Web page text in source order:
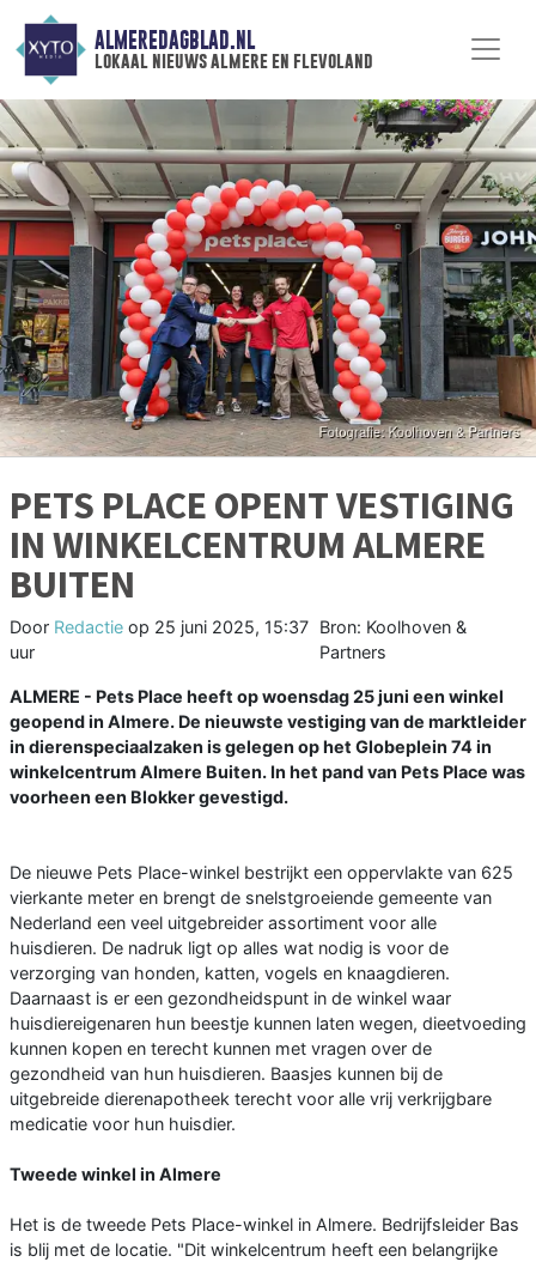
ALMEREDAGBLAD.NL
lokaal nieuws almere en flevoland
PETS PLACE OPENT VESTIGING
IN WINKELCENTRUM ALMERE
BUITEN
Door Redactie op 25 juni 2025, 15:37
uur
Bron: Koolhoven &
Partners
ALMERE - Pets Place heeft op woensdag 25 juni een winkel
geopend in Almere. De nieuwste vestiging van de marktleider
in dierenspeciaalzaken is gelegen op het Globeplein 74 in
winkelcentrum Almere Buiten. In het pand van Pets Place was
voorheen een Blokker gevestigd.
De nieuwe Pets Place-winkel bestrijkt een oppervlakte van 625
vierkante meter en brengt de snelstgroeiende gemeente van
Nederland een veel uitgebreider assortiment voor alle
huisdieren. De nadruk ligt op alles wat nodig is voor de
verzorging van honden, katten, vogels en knaagdieren.
Daarnaast is er een gezondheidspunt in de winkel waar
huisdiereigenaren hun beestje kunnen laten wegen, dieetvoeding
kunnen kopen en terecht kunnen met vragen over de
gezondheid van hun huisdieren. Baasjes kunnen bij de
uitgebreide dierenapotheek terecht voor alle vrij verkrijgbare
medicatie voor hun huisdier.
Tweede winkel in Almere
Het is de tweede Pets Place-winkel in Almere. Bedrijfsleider Bas
is blij met de locatie. "Dit winkelcentrum heeft een belangrijke